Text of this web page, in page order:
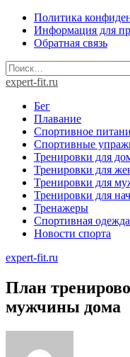
Skip
content
Политика
Информация для
Обратная связь
Найти:
expert-fit.ru
Бег
Плавание
Спортивное
Спортивные
Тренировки для
Тренировки для
Тренировки для
Тренировки для
Тренажеры
Спортивная одежда
Новости спорта
expert-fit.ru
План
мужчины дома